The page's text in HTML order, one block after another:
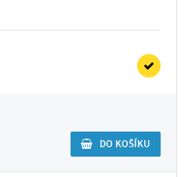
DO KOŠÍKU